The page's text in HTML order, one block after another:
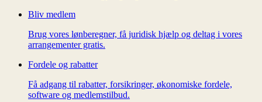
Bliv medlem
Brug vores lønberegner, få juridisk hjælp og deltag i vores
arrangementer gratis.
Fordele og rabatter
Få adgang til rabatter, forsikringer, økonomiske fordele,
software og medlemstilbud.